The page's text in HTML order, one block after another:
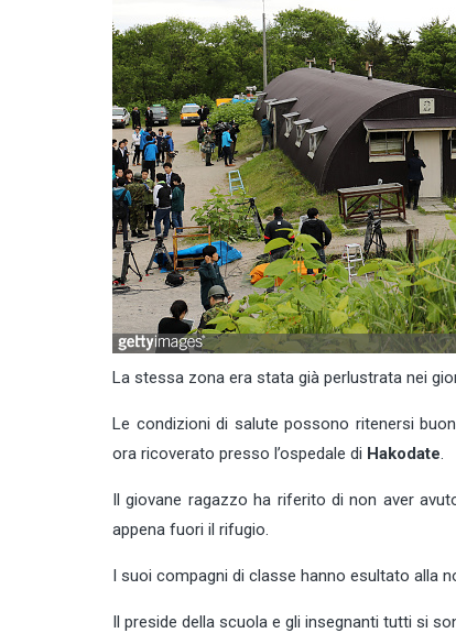
La stessa zona era stata già perlustrata nei
Le condizioni di salute possono ritenersi
ora ricoverato presso l’ospedale di Hakodate
Il giovane ragazzo ha riferito di non aver
appena fuori il rifugio.
I suoi compagni di classe hanno esultato alla
Il preside della scuola e gli insegnanti tutti si